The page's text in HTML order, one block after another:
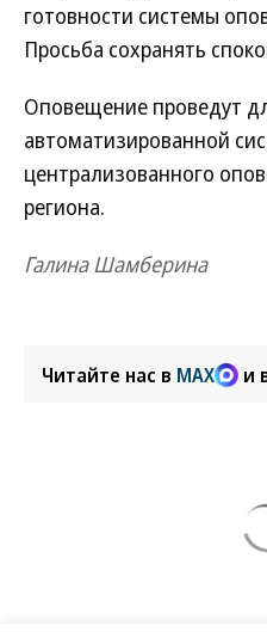
готовности системы
Просьба сохранять
Оповещение проведут
автоматизированной
централизованного
региона.
Галина Шамберина
Читайте нас в MAX и